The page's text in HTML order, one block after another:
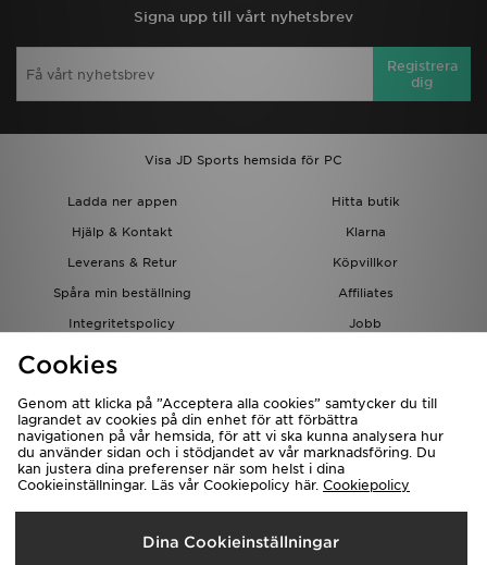
Signa upp till vårt nyhetsbrev
Registrera
dig
Visa JD Sports hemsida för PC
Ladda ner appen
Hitta butik
Hjälp & Kontakt
Klarna
Leverans & Retur
Köpvillkor
Spåra min beställning
Affiliates
Integritetspolicy
Jobb
JD-bloggen
Levererar Till
Sverige
Cookies
Genom att klicka på ”Acceptera alla cookies” samtycker du till
lagrandet av cookies på din enhet för att förbättra
navigationen på vår hemsida, för att vi ska kunna analysera hur
du använder sidan och i stödjandet av vår marknadsföring. Du
kan justera dina preferenser när som helst i dina
Cookieinställningar. Läs vår Cookiepolicy här. Cookiepolicy
Dina Cookieinställningar